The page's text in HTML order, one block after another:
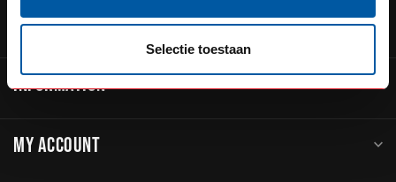
Selectie toestaan
CATEGORIES
INFORMATION
MY ACCOUNT